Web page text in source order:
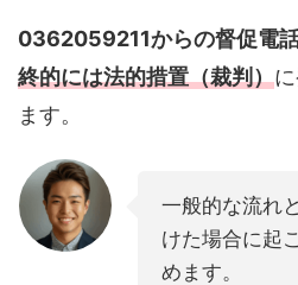
0362059211からの督促電
終的には法的措置（裁判）
ます。
一般的な流れ
けた場合に起
めます。